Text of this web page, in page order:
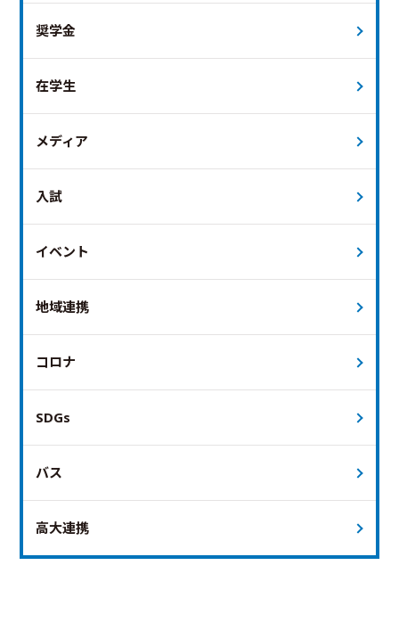
奨学金
在学生
メディア
入試
イベント
地域連携
コロナ
SDGs
バス
高大連携